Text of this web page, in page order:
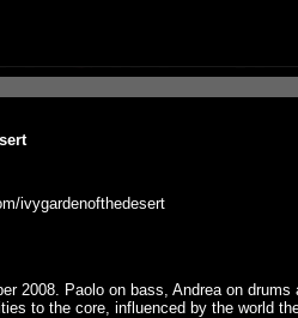
ivygardenofthedesert
2008. Paolo on bass, Andrea on
to the core, influenced by the world